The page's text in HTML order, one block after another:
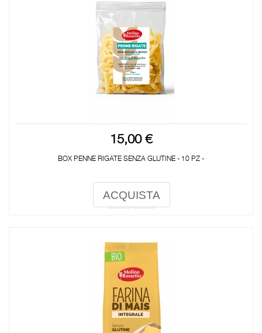
15,00 €
BOX PENNE RIGATE SENZA GLUTINE - 10 PZ -
ACQUISTA